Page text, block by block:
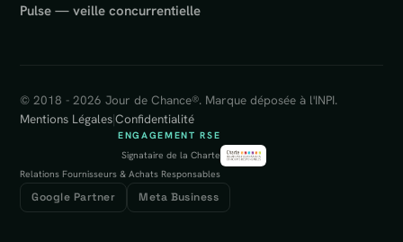
Pulse — veille concurrentielle
© 2018 - 2026 Jour de Chance®. Marque déposée à l'INPI.
Mentions Légales|Confidentialité
ENGAGEMENT RSE
Signataire de la Charte
Relations Fournisseurs & Achats Responsables
Google Partner Meta Business